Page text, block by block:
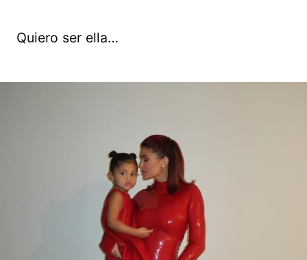
Quiero ser ella…